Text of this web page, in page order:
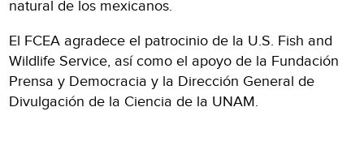
natural de los mexicanos.
El FCEA agradece el patrocinio de la U.S. Fish and
Wildlife Service, así como el apoyo de la Fundación
Prensa y Democracia y la Dirección General de
Divulgación de la Ciencia de la UNAM.